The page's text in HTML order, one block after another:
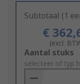
Subtotaal (1
€
(excl.
Add
to
Basket
Aantal stuks
selecteer of typ